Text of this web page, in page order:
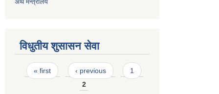
विधुतीय शुसासन सेवा
Pages
« first ‹ previous
1
2